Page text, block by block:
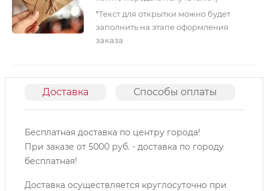
*Текст для открытки можно будет
заполнить на этапе оформления
заказа
Доставка Способы оплаты
Бесплатная доставка по центру города!
При заказе от 5000 руб. - доставка по городу
бесплатная!
Доставка осуществляется круглосуточно при